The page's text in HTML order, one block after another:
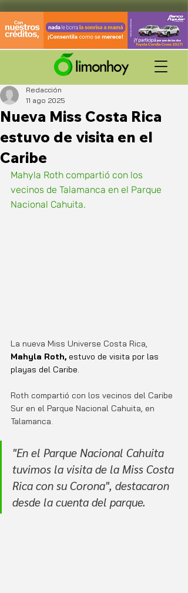
Nueva Miss Costa Rica
estuvo de visita en el
Caribe
Redacción
11 ago 2025
Mahyla Roth compartió con los
vecinos de Talamanca en el Parque
Nacional Cahuita.
La nueva Miss Universe Costa Rica,
Mahyla Roth, estuvo de visita por las
playas del Caribe.
Roth compartió con los vecinos del Caribe
Sur en el Parque Nacional Cahuita, en
Talamanca.
"En el Parque Nacional Cahuita
tuvimos la visita de la Miss Costa
Rica con su Corona", destacaron
desde la cuenta del parque.